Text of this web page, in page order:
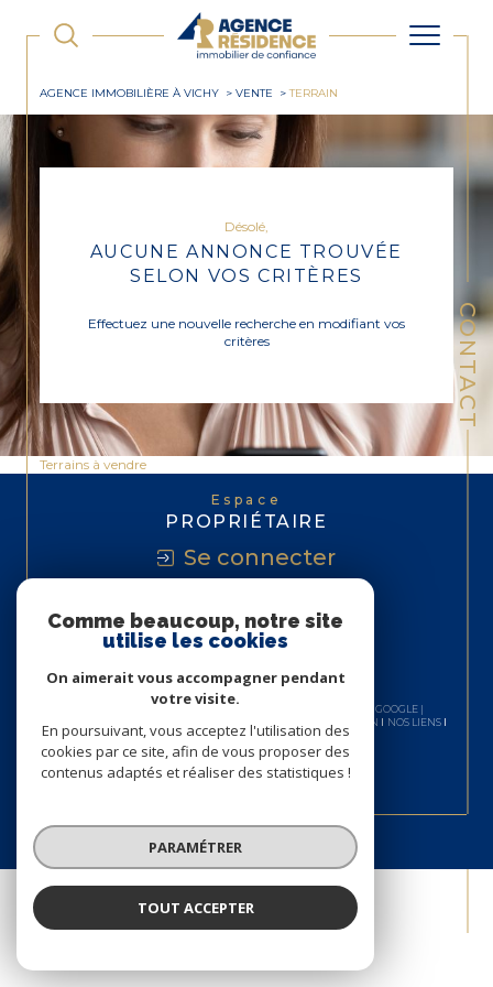
CONTACT
AGENCE IMMOBILIÈRE À VICHY VENTE TERRAIN
Désolé,
AUCUNE ANNONCE TROUVÉE
SELON VOS CRITÈRES
Effectuez une nouvelle recherche en modifiant vos
critères
Terrains à vendre
Espace
PROPRIÉTAIRE
Se connecter
© 2026 | TOUS DROITS RÉSERVÉS | TRADUCTION POWERED BY GOOGLE |
MENTIONS LÉGALES ADMIN
NOS LIENS
POLITIQUE RGPD
COOKIES
Comme beaucoup, notre site
utilise les cookies
On aimerait vous accompagner pendant
votre visite.
En poursuivant, vous acceptez l'utilisation des
cookies par ce site, afin de vous proposer des
contenus adaptés et réaliser des statistiques !
PARAMÉTRER
TOUT ACCEPTER